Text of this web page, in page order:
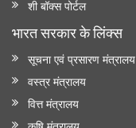
शी बॉक्स पोर्टल
भारत सरकार के लिंक्‍स
सूचना एवं प्रसारण मंत्रालय
वस्त्र मंत्रालय
वित्त मंत्रालय